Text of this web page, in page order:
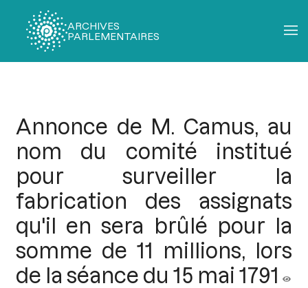
ARCHIVES
PARLEMENTAIRES
Annonce de M. Camus, au
nom du comité institué
pour surveiller la
fabrication des assignats
qu'il en sera brûlé pour la
somme de 11 millions, lors
de la séance du 15 mai 1791